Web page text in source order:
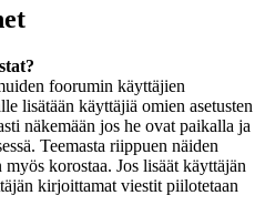
foorumin käyttäjien
lisätään käyttäjiä omien asetusten
näkemään jos he ovat paikalla ja
Teemasta riippuen näiden
korostaa. Jos lisäät käyttäjän
kirjoittamat viestit piilotetaan